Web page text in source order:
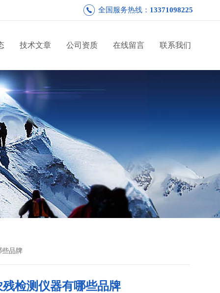
全国服务热线： 13371098225
技术文章 公司资质 在线留言 联系我们
品牌
残检测仪器有哪些品牌